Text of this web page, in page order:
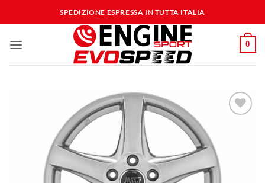
ai
SPEDIZIONE ESPRESSA IN TUTTA ITALIA
0